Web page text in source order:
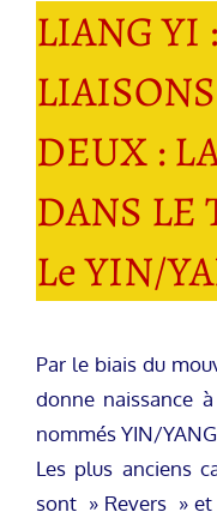
LIANG YI
DEUX :
DANS LE
Le YIN/
Par le biais du
donne naissance
nommés YIN/YANG.
Les plus anciens
sont » Revers »